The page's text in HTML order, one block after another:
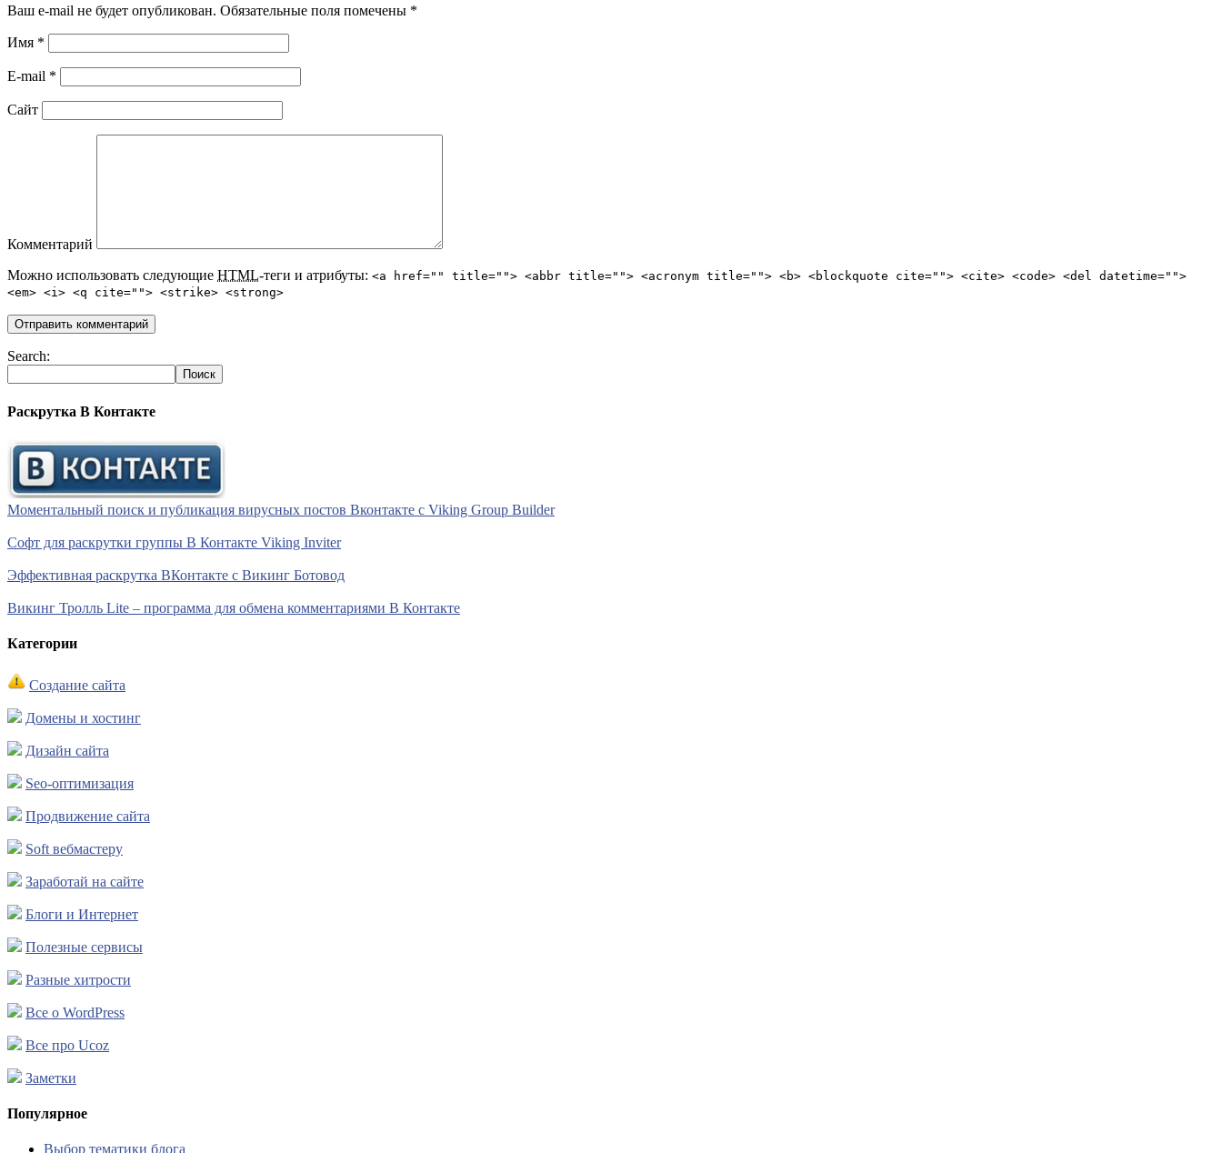
Ваш e-mail не будет опубликован. Обязательные поля помечены *
Имя *
E-mail *
Сайт
Комментарий
Можно использовать следующие HTML-теги и атрибуты: <a href="" title=""> <abbr title=""> <acronym title=""> <b> <blockquote cite=""> <cite> <code> <del datetime="">
<em> <i> <q cite=""> <strike> <strong>
Search:
Раскрутка В Контакте
Моментальный поиск и публикация вирусных постов Вконтакте с Viking Group Builder
Софт для раскрутки группы В Контакте Viking Inviter
Эффективная раскрутка ВКонтакте с Викинг Ботовод
Викинг Тролль Lite – программа для обмена комментариями В Контакте
Категории
Создание сайта
Домены и хостинг
Дизайн сайта
Seo-оптимизация
Продвижение сайта
Soft вебмастеру
Заработай на сайте
Блоги и Интернет
Полезные сервисы
Разные хитрости
Все о WordPress
Все про Ucoz
Заметки
Популярное
Выбор тематики блога